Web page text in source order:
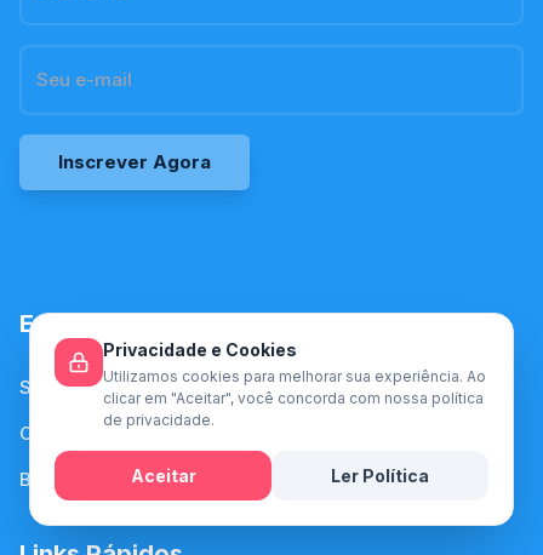
Inscrever Agora
Empresa
Sobre Nós
Contato
Blog
Privacidade e Cookies
Utilizamos cookies para melhorar sua experiência. Ao
clicar em "Aceitar", você concorda com nossa política
de privacidade.
Aceitar
Ler Política